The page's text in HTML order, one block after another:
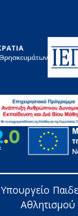
Υπουργείο
Αθλητισμού